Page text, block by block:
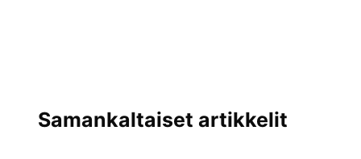
Samankaltaiset artikkelit